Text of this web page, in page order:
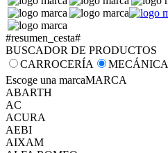
#resumen_cesta#
BUSCADOR DE PRODUCTOS
CARROCERÍA
MECÁNICA
Escoge una marcaMARCA
ABARTH
AC
ACURA
AEBI
AIXAM